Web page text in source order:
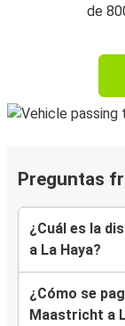
de
Preguntas
¿Cuál es la
a La Haya?
¿Cómo se
Maastricht a